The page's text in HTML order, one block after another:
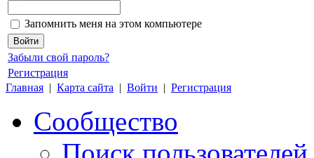
Запомнить меня на этом компьютере
Забыли свой пароль?
Регистрация
Главная | Карта сайта | Войти | Регистрация
Сообщество